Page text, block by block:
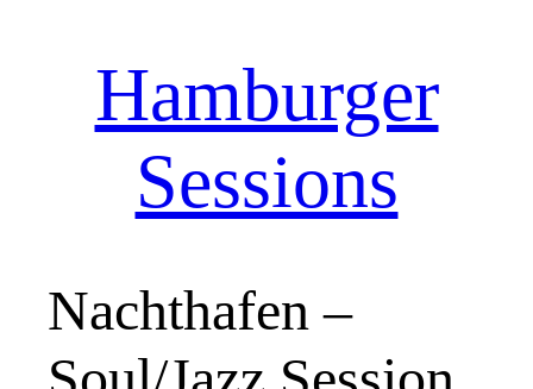
Hamburger
Sessions
Nachthafen –